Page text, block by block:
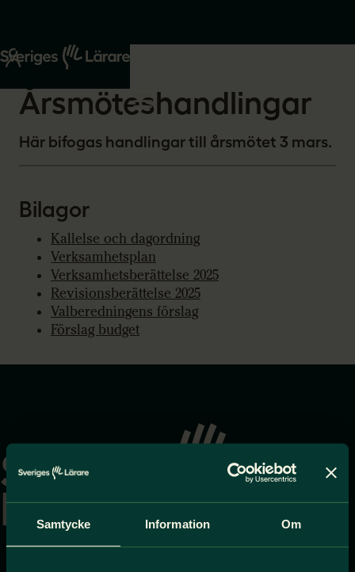
Samtycke Information Om
Start
Om oss
2026-02-17
Årsmöteshandlingar
Här bifogas handlingar till årsmötet 3 mars.
Bilagor
Kallelse och dagordning
Verksamhetsplan
Verksamhetsberättelse 2025
Revisionsberättelse 2025
Valberedningens förslag
Förslag budget
till
startsidan